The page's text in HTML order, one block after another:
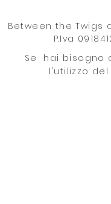
Between the Twigs
P.Iva
Se hai bisogno
l'utilizzo